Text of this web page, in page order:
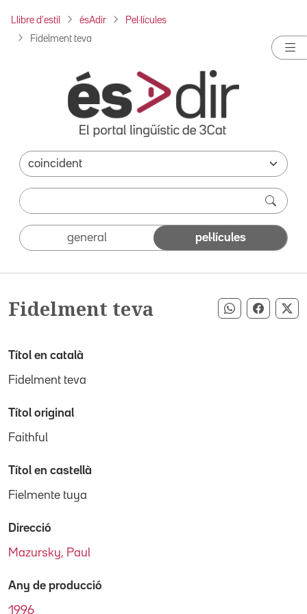
Llibre d'estil ésAdir Pel·lícules
Fidelment teva
general pel·lícules
Fidelment teva Compartir
Títol en català
Fidelment teva
Títol original
Faithful
Títol en castellà
Fielmente tuya
Direcció
Mazursky, Paul
Any de producció
1996